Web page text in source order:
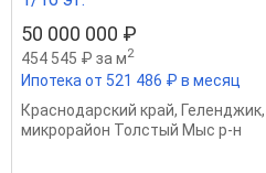
50 000 000 ₽
454 545 ₽ за м2
Ипотека от 521 486 ₽ в месяц
Краснодарский край, Геленджик,
микрорайон Толстый Мыс р-н